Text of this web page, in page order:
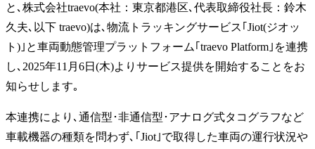
と､株式会社traevo(本社：東京都港区､代表取締役社長：鈴木
久夫､以下 traevo)は､物流トラッキングサービス｢Jiot(ジオッ
ト)｣と車両動態管理プラットフォーム｢traevo Platform｣を連携
し､2025年11月6日(木)よりサービス提供を開始することをお
知らせします｡
本連携により､通信型･非通信型･アナログ式タコグラフなど
車載機器の種類を問わず､｢Jiot｣で取得した車両の運行状況や